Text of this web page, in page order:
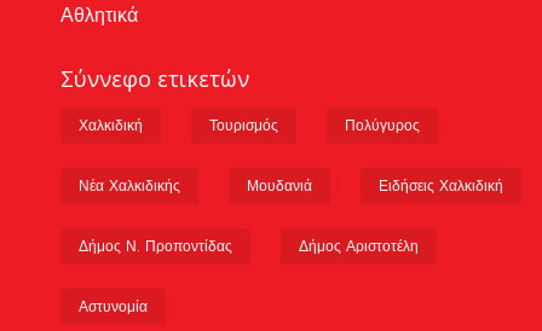
Αθλητικά
Σύννεφο ετικετών
Χαλκιδική Τουρισμός Πολύγυρος
Νέα Χαλκιδικής Μουδανιά Ειδήσεις Χαλκιδική
Δήμος Ν. Προποντίδας Δήμος Αριστοτέλη
Αστυνομία